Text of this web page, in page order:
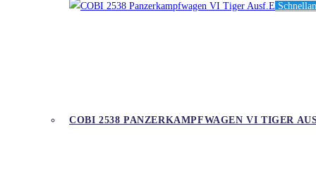
COBI 2538 PANZERKAMPFWAGEN VI TIGER